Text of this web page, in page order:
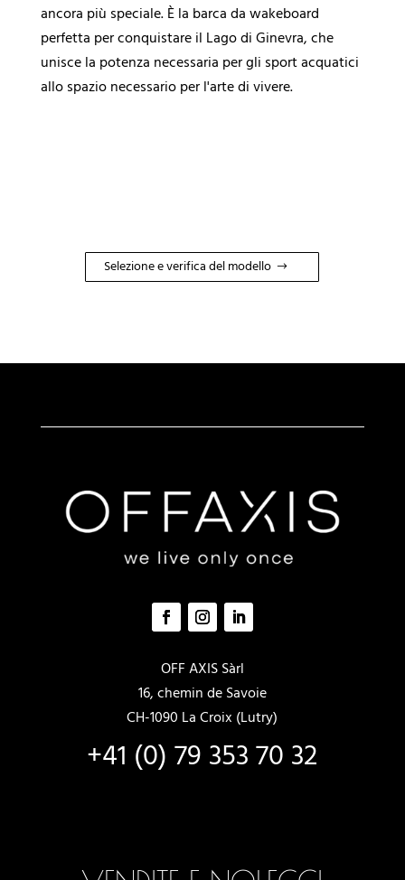
ancora più speciale. È la barca da wakeboard
perfetta per conquistare il Lago di Ginevra, che
unisce la potenza necessaria per gli sport acquatici
allo spazio necessario per l'arte di vivere.
Selezione e verifica del modello
OFF AXIS Sàrl
16, chemin de Savoie
CH-1090 La Croix (Lutry)
+41 (0) 79 353 70 32